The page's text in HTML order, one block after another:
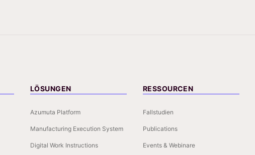
LÖSUNGEN
Azumuta Platform
Manufacturing Execution System
Digital Work Instructions
RESSOURCEN
Fallstudien
Publications
Events & Webinare